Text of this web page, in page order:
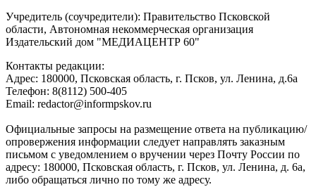
Учредитель (соучредители): Правительство Псковской
области, Автономная некоммерческая организация
Издательский дом "МЕДИАЦЕНТР 60"
Контакты редакции:
Адреc: 180000, Псковская область, г. Псков, ул. Ленина, д.6а
Телефон: 8(8112) 500-405
Email: redactor@informpskov.ru
Официальные запросы на размещение ответа на публикацию/
опровержения информации следует направлять заказным
письмом с уведомлением о вручении через Почту России по
адресу: 180000, Псковская область, г. Псков, ул. Ленина, д. 6а,
либо обращаться лично по тому же адресу.